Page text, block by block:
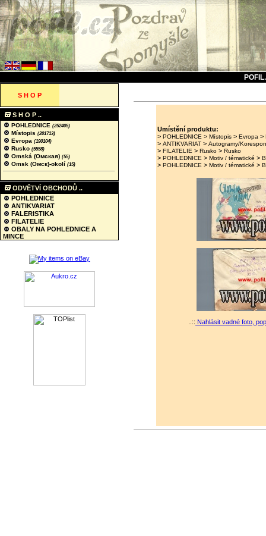
S H O P
S H O P ..
POHLEDNICE (252405)
Místopis (201713)
Evropa (190104)
Rusko (5558)
Omská (Омская) (55)
Omsk (Омск)-okolí (15)
ODVĚTVÍ OBCHODŮ ..
POHLEDNICE
ANTIKVARIAT
FALERISTIKA
FILATELIE
OBALY NA POHLEDNICE A
MINCE
Umístění produktu:
>POHLEDNICE >Místopis >Evropa >
>ANTIKVARIAT >Autogramy/
>FILATELIE >Rusko >Rusko
>POHLEDNICE >Motiv / tématické >
>POHLEDNICE >Motiv / tématické >
..:: Nahlásit vadné foto,